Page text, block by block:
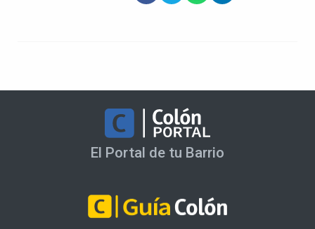
El Portal de tu Barrio